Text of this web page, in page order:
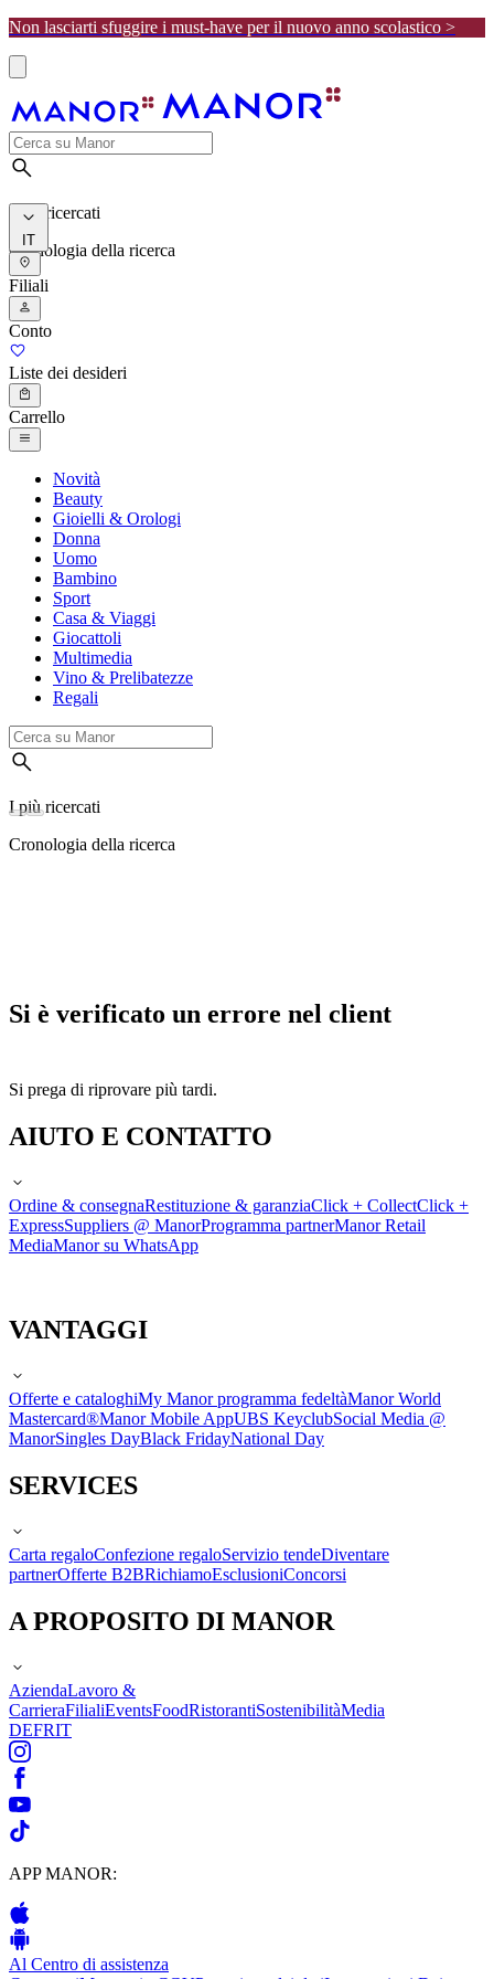
Non lasciarti sfuggire i must-have per il nuovo anno scolastico >
I più ricercati
Cronologia della ricerca
IT
Filiali
Conto
Liste dei desideri
Carrello
Novità
Beauty
Gioielli & Orologi
Donna
Uomo
Bambino
Sport
Casa & Viaggi
Giocattoli
Multimedia
Vino & Prelibatezze
Regali
I più ricercati
Cronologia della ricerca
Si è verificato un errore nel client
Si prega di riprovare più tardi.
AIUTO E CONTATTO
Ordine & consegnaRestituzione & garanziaClick + CollectClick +
ExpressSuppliers @ ManorProgramma partnerManor Retail
MediaManor su WhatsApp
VANTAGGI
Offerte e cataloghiMy Manor programma fedeltàManor World
Mastercard®Manor Mobile AppUBS KeyclubSocial Media @
ManorSingles DayBlack FridayNational Day
SERVICES
Carta regaloConfezione regaloServizio tendeDiventare
partnerOfferte B2BRichiamoEsclusioniConcorsi
A PROPOSITO DI MANOR
AziendaLavoro &
CarrieraFilialiEventsFoodRistorantiSostenibilitàMedia
DEFRIT
APP MANOR:
Al Centro di assistenza